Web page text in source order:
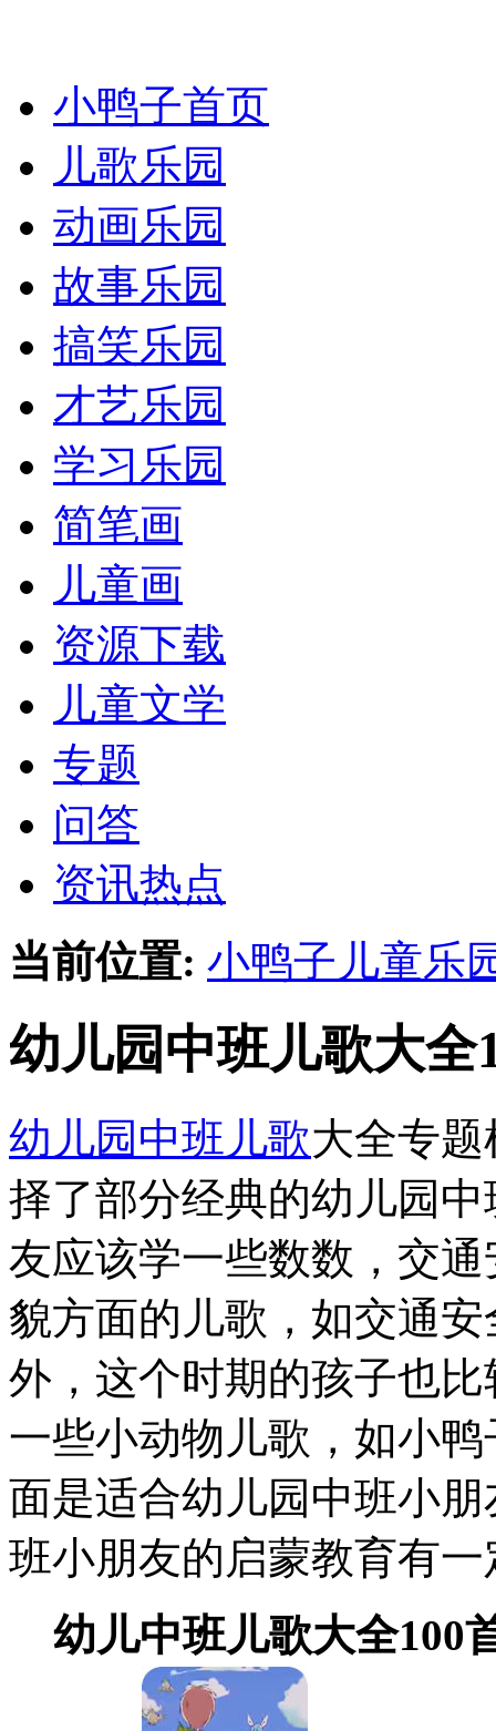
小鸭子首页
儿歌乐园
动画乐园
故事乐园
搞笑乐园
才艺乐园
学习乐园
简笔画
儿童画
资源下载
儿童文学
专题
问答
资讯热点
当前位置: 小鸭子儿童乐
幼儿园中班儿歌大全
幼儿园中班儿歌大全专
择了部分经典的幼儿园
友应该学一些数数，交
貌方面的儿歌，如交通
外，这个时期的孩子也
一些小动物儿歌，如小
面是适合幼儿园中班小朋
班小朋友的启蒙教育有
幼儿中班儿歌大全100